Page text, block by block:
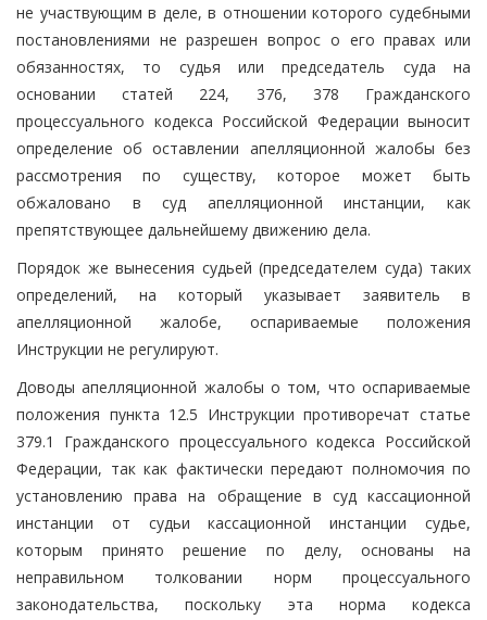
не участвующим в деле, в отношении которого судебными
постановлениями не разрешен вопрос о его правах или
обязанностях, то судья или председатель суда на
основании статей 224, 376, 378 Гражданского
процессуального кодекса Российской Федерации выносит
определение об оставлении апелляционной жалобы без
рассмотрения по существу, которое может быть
обжаловано в суд апелляционной инстанции, как
препятствующее дальнейшему движению дела.
Порядок же вынесения судьей (председателем суда) таких
определений, на который указывает заявитель в
апелляционной жалобе, оспариваемые положения
Инструкции не регулируют.
Доводы апелляционной жалобы о том, что оспариваемые
положения пункта 12.5 Инструкции противоречат статье
379.1 Гражданского процессуального кодекса Российской
Федерации, так как фактически передают полномочия по
установлению права на обращение в суд кассационной
инстанции от судьи кассационной инстанции судье,
которым принято решение по делу, основаны на
неправильном толковании норм процессуального
законодательства, поскольку эта норма кодекса